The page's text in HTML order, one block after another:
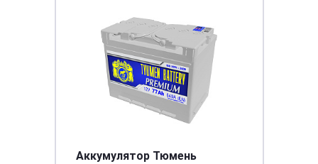
Аккумулятор Тюмень